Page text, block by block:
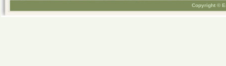
Copyright ©